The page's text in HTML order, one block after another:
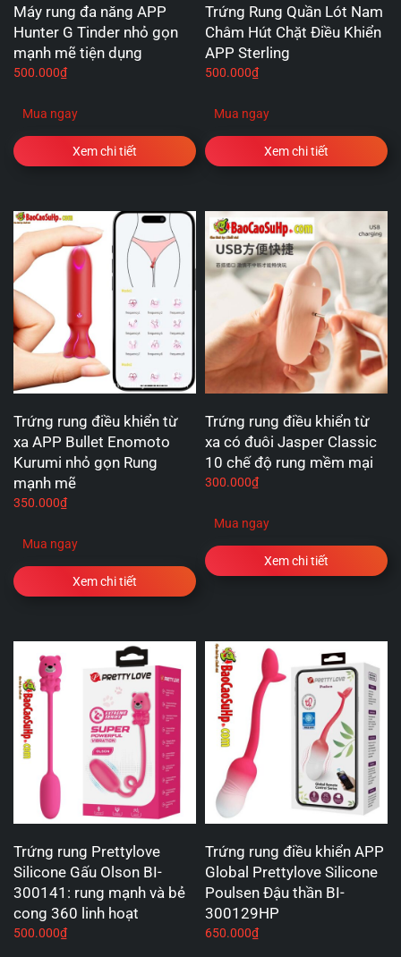
Máy rung đa năng APP
Hunter G Tinder nhỏ gọn
mạnh mẽ tiện dụng
500.000₫
Mua ngay
Xem chi tiết
Trứng Rung Quần Lót Nam
Châm Hút Chặt Điều Khiển
APP Sterling
500.000₫
Mua ngay
Xem chi tiết
Trứng rung điều khiển từ
xa APP Bullet Enomoto
Kurumi nhỏ gọn Rung
mạnh mẽ
350.000₫
Mua ngay
Xem chi tiết
Trứng rung điều khiển từ
xa có đuôi Jasper Classic
10 chế độ rung mềm mại
300.000₫
Mua ngay
Xem chi tiết
Trứng rung Prettylove
Silicone Gấu Olson BI-
300141: rung mạnh và bẻ
cong 360 linh hoạt
500.000₫
Trứng rung điều khiển APP
Global Prettylove Silicone
Poulsen Đậu thần BI-
300129HP
650.000₫